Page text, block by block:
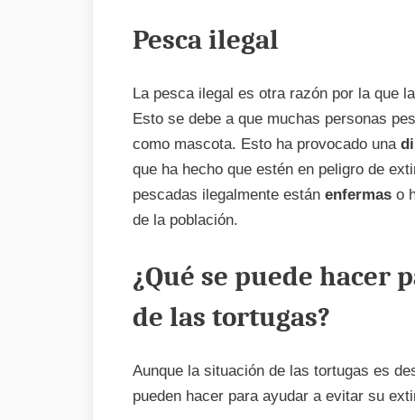
Pesca ilegal
La pesca ilegal es otra razón por la que
Esto se debe a que muchas personas
como mascota. Esto ha provocado una
que ha hecho que estén en peligro de
pescadas ilegalmente están enfermas o
de la población.
¿Qué se puede hacer
de las tortugas?
Aunque la situación de las tortugas es
pueden hacer para ayudar a evitar su